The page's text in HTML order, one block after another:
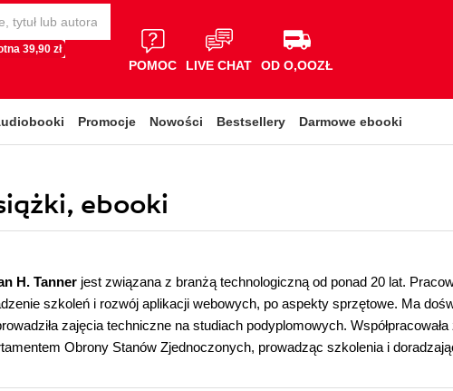
39,90 zł
POMOC LIVE CHAT OD O,OOZŁ
Promocje Nowości Bestsellery Darmowe ebooki
ebooki
H. Tanner jest związana z branżą technologiczną od ponad 20 lat.
szkoleń i rozwój aplikacji webowych, po aspekty sprzętowe. Ma
zajęcia techniczne na studiach podyplomowych.
Obrony Stanów Zjednoczonych, prowadząc szkolenia i